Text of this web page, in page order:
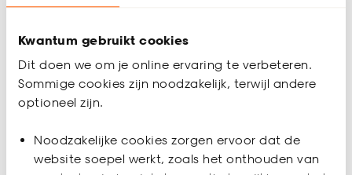
Kwantum gebruikt cookies
Dit doen we om je online ervaring te verbeteren.
Sommige cookies zijn noodzakelijk, terwijl andere
optioneel zijn.
Noodzakelijke cookies zorgen ervoor dat de
website soepel werkt, zoals het onthouden van
Maak optimaal gebruik van onze services in Ternat. Of je nu
voor gordijnen op maat, of een artikel wilt retourneren – wij
maken het makkelijk.